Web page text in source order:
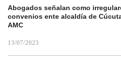
Abogados señalan como
convenios ente alcaldía de
AMC
13/07/2023